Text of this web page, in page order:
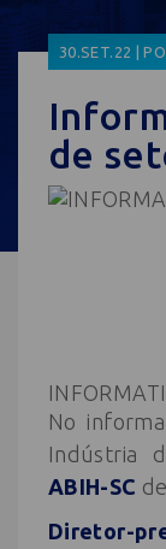
30.SET.22 |
de
No
Indústria
ABIH-SC
Diretor-